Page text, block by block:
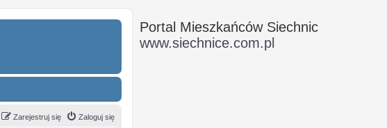
Zaloguj się
Zarejestruj się
Portal Mieszkańców Siechnic
www.siechnice.com.pl